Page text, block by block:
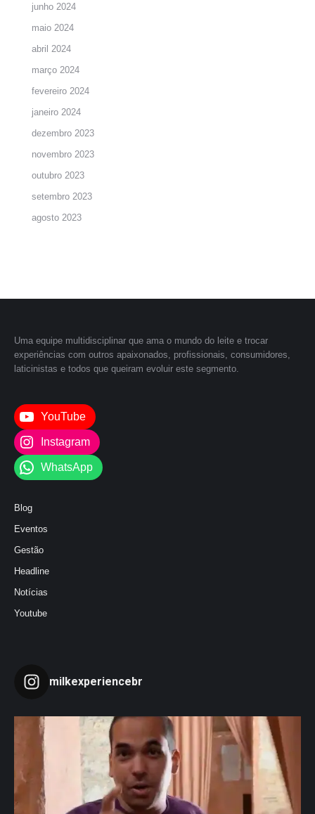
junho 2024
maio 2024
abril 2024
março 2024
fevereiro 2024
janeiro 2024
dezembro 2023
novembro 2023
outubro 2023
setembro 2023
agosto 2023
Uma equipe multidisciplinar que ama o mundo do leite e trocar
experiências com outros apaixonados, profissionais, consumidores,
laticinistas e todos que queiram evoluir este segmento.
YouTube
Instagram
WhatsApp
Blog
Eventos
Gestão
Headline
Notícias
Youtube
milkexperiencebr